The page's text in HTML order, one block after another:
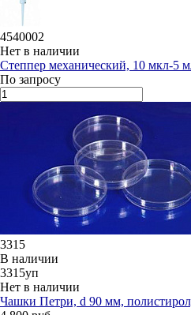
4540002
Нет в наличии
Степпер механический, 10 мкл-5
По запросу
3315
В наличии
3315уп
Нет в наличии
Чашки Петри, d 90 мм,